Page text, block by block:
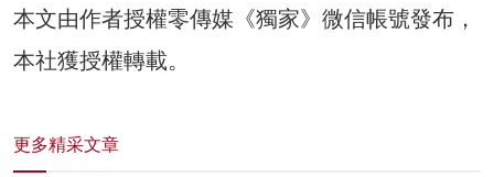
本文由作者授權零傳媒《獨家》微信帳號發布，
本社獲授權轉載。
更多精采文章